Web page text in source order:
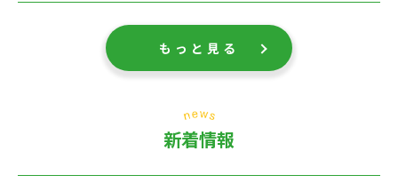
もっと見る
新着情報